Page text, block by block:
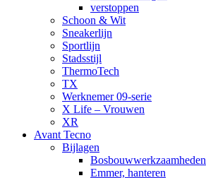
verstoppen
Schoon & Wit
Sneakerlijn
Sportlijn
Stadsstijl
ThermoTech
TX
Werknemer 09-serie
X Life – Vrouwen
XR
Avant Tecno
Bijlagen
Bosbouwwerkzaamheden
Emmer, hanteren